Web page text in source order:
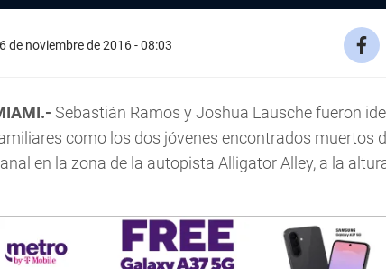
de noviembre de 2016 - 08:03
Sebastián Ramos y Joshua Lausche fueron
como los dos jóvenes encontrados muertos
en la zona de la autopista Alligator Alley, a la